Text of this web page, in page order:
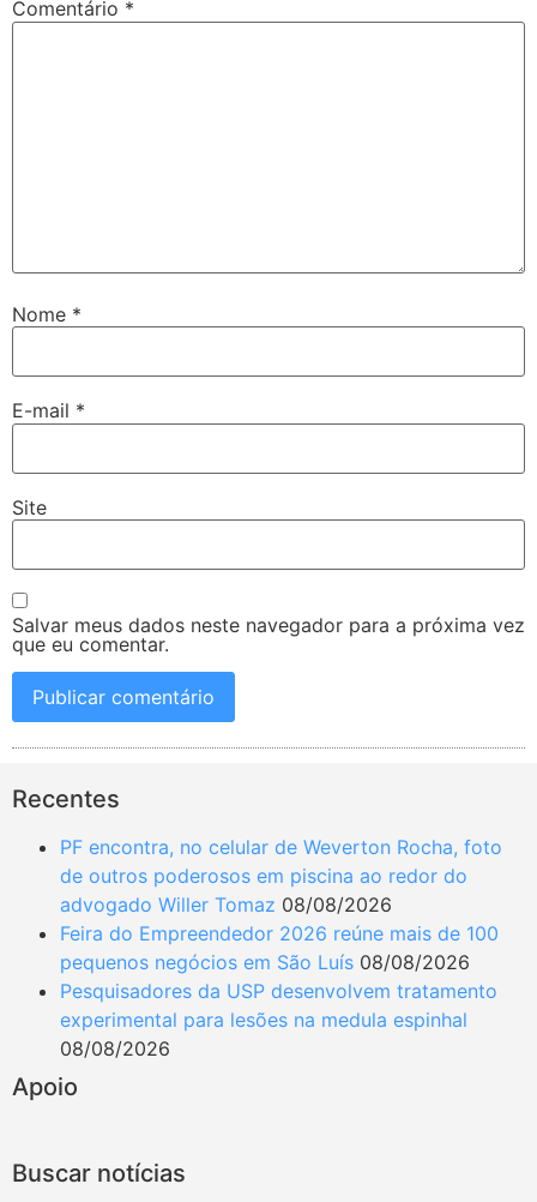
Comentário *
Nome *
E-mail *
Site
Salvar meus dados neste navegador para a próxima vez
que eu comentar.
Recentes
PF encontra, no celular de Weverton Rocha, foto
de outros poderosos em piscina ao redor do
advogado Willer Tomaz 08/08/2026
Feira do Empreendedor 2026 reúne mais de 100
pequenos negócios em São Luís 08/08/2026
Pesquisadores da USP desenvolvem tratamento
experimental para lesões na medula espinhal
08/08/2026
Apoio
Buscar notícias